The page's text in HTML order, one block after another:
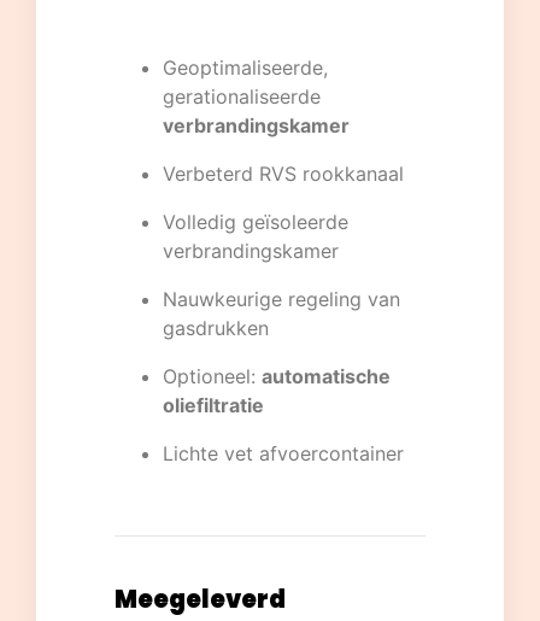
Geoptimaliseerde,
gerationaliseerde
verbrandingskamer
Verbeterd RVS rookkanaal
Volledig geïsoleerde
verbrandingskamer
Nauwkeurige regeling van
gasdrukken
Optioneel: automatische
oliefiltratie
Lichte vet afvoercontainer
Meegeleverd